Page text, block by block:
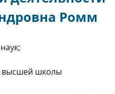
Ромм
высшей школы